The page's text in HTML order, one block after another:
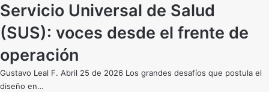
Servicio Universal de Salud
(SUS): voces desde el frente de
operación
Gustavo Leal F. Abril 25 de 2026 Los grandes desafíos que postula el
diseño en…